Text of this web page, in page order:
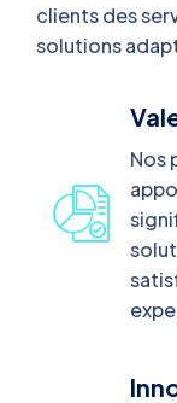
clients des
solutions
Nos